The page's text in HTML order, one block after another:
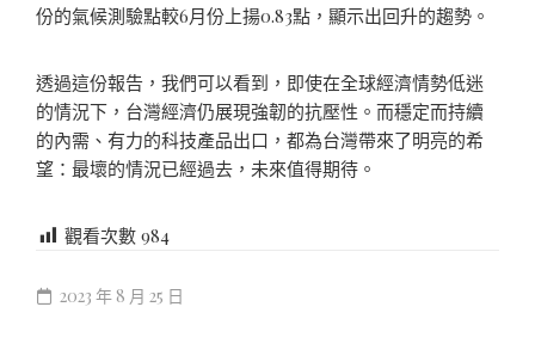
份的氣候測驗點較6月份上揚0.83點，顯示出回升的趨勢。
透過這份報告，我們可以看到，即使在全球經濟情勢低迷
的情況下，台灣經濟仍展現強韌的抗壓性。而穩定而持續
的內需、有力的科技產品出口，都為台灣帶來了明亮的希
望：最壞的情況已經過去，未來值得期待。
觀看次數 984
2023 年 8 月 25 日